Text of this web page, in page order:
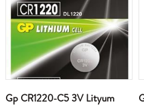
Gp CR1220-C5 3V Lityum